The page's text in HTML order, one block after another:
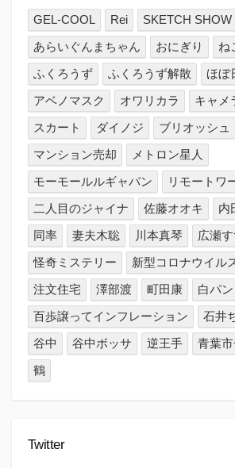
GEL-COOL Rei
SKETCH SHOW
あらいぐんまちゃん
おにぎり
ね
ふくろうず
ふくろうず解散
ほぼ
アベノマスク
オワリカラ キャメ
スカート
ダイノジ
ブリオッシュ
マンション売却
メトロン星人
モーモールルギャバン
リモートワ
二人目のジャイナ
佐藤オオキ 内
同率
妻夫木聡 川本真琴
広瀬
怪奇ミステリー
新型コロナウイル
注文住宅
澤部渡 町田康
白パン
百歩譲ってインフレーション
石井
谷中
谷中ボッサ 逆王手 青葉
鶴
Twitter